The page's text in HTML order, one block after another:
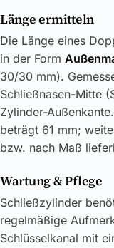
Länge ermitteln
Die Länge eines
in der Form
30/30 mm).
Schließnasen-Mitte
Zylinder-
beträgt 61 mm;
bzw. nach Maß
Wartung & Pflege
Schließzylinder
regelmäßige
Schlüsselkanal mit